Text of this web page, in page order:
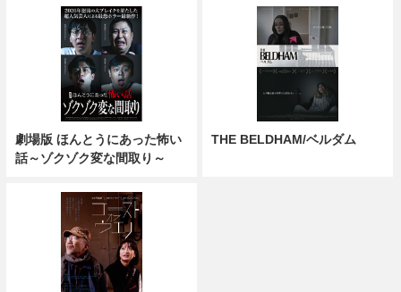
劇場版 ほんとうにあった怖い
話～ゾクゾク変な間取り～
THE BELDHAM/ベルダム